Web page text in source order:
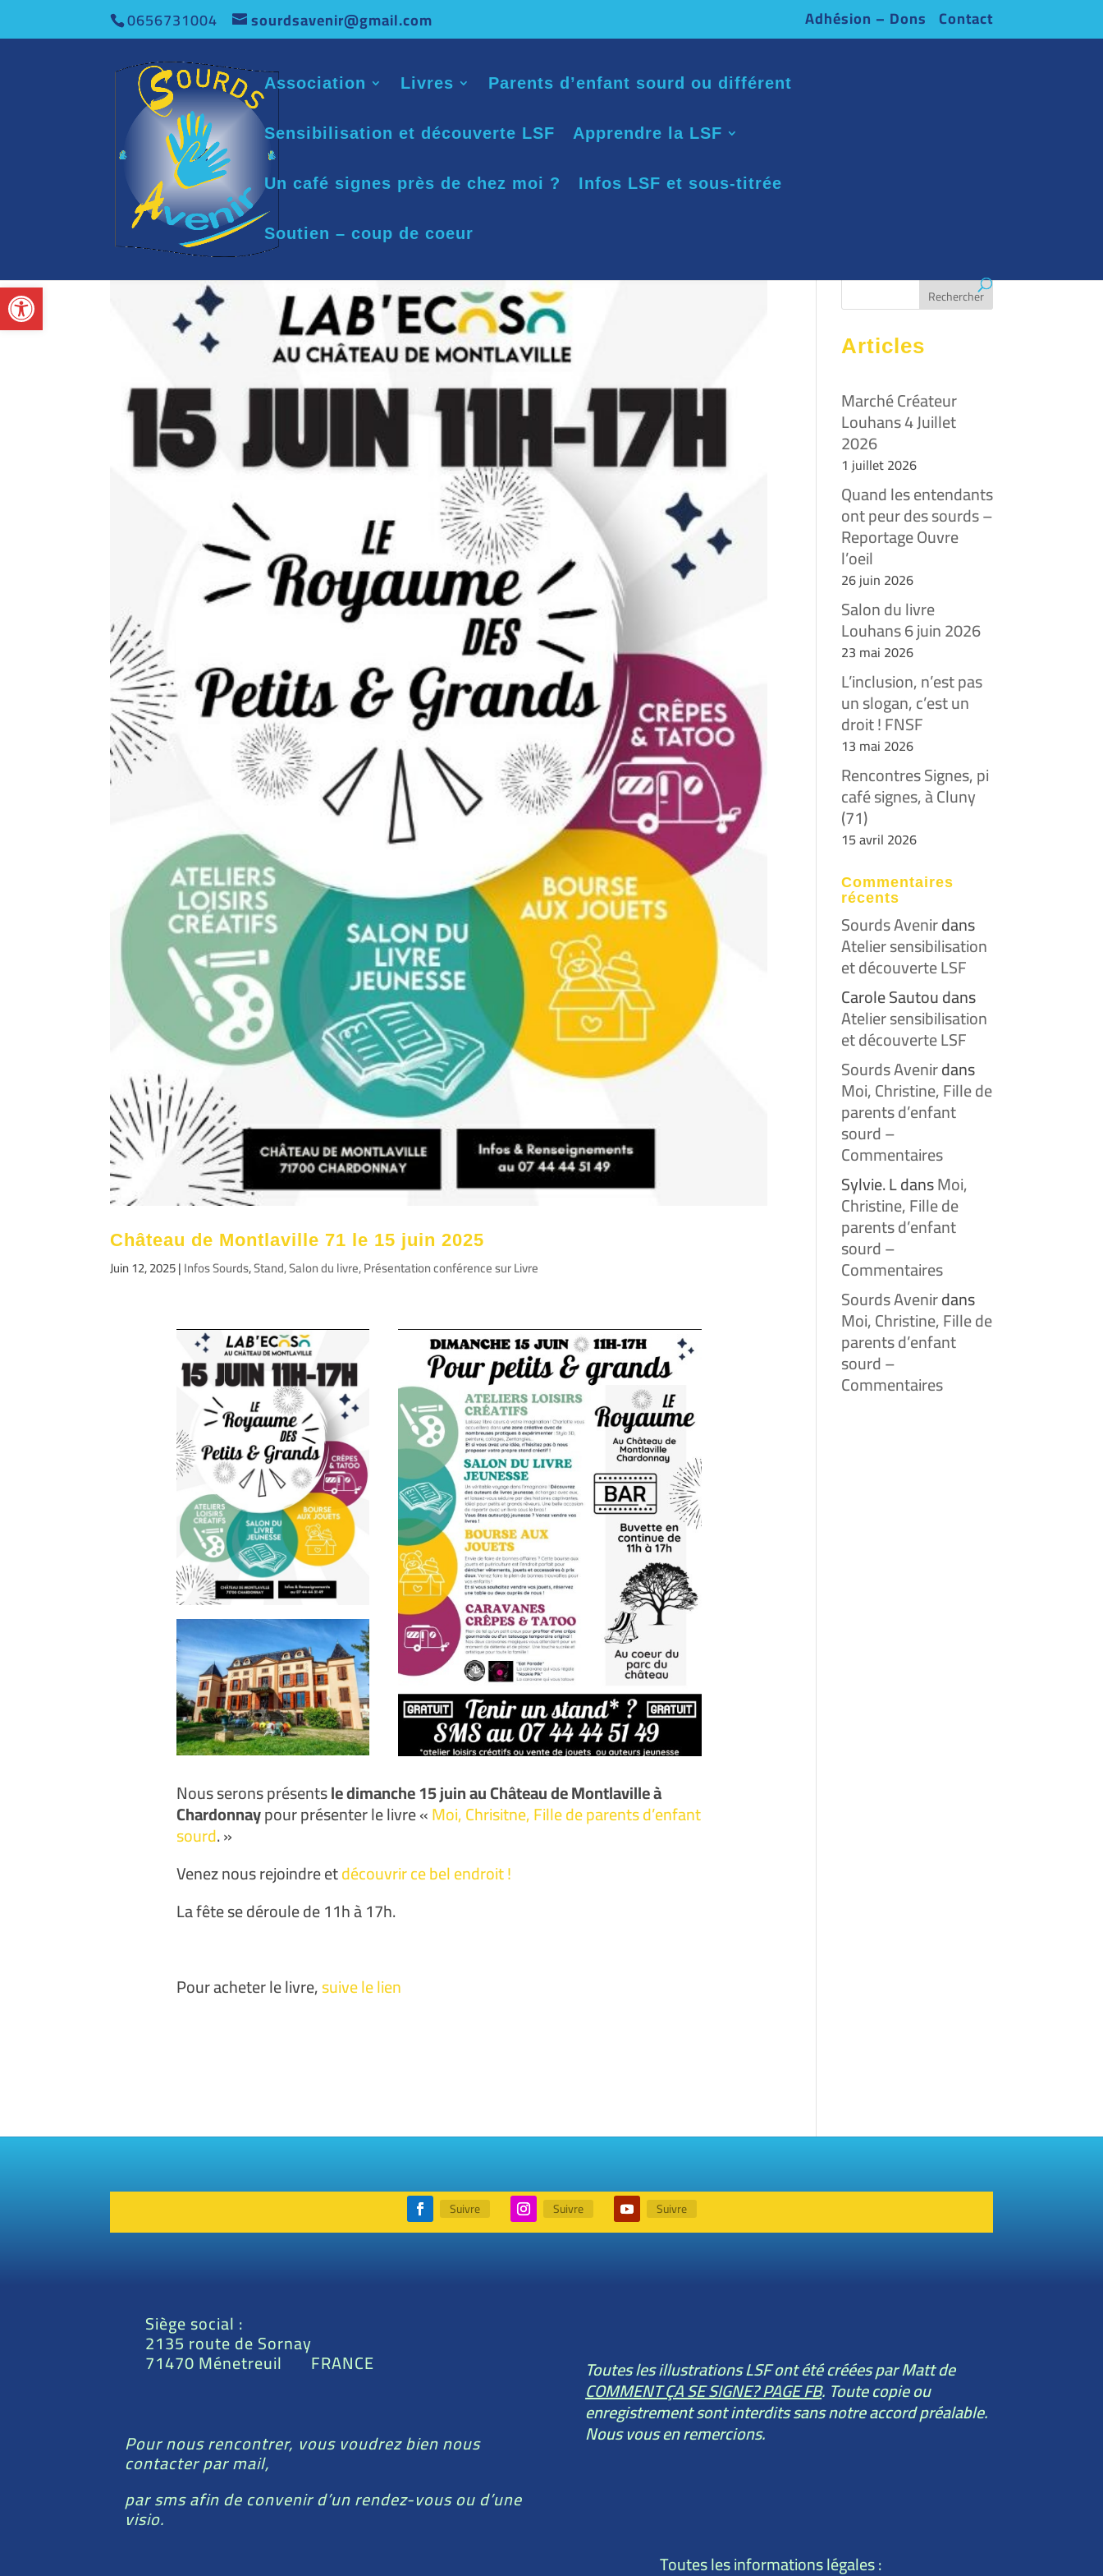
Ouvrir la barre d’outils
0656731004 sourdsavenir@gmail.com Adhésion – Dons Contact
Association Livres Parents d’enfant sourd ou différent
Sensibilisation et découverte LSF Apprendre la LSF
Un café signes près de chez moi ? Infos LSF et sous-titrée
Soutien – coup de coeur
Château de Montlaville 71 le 15 juin 2025
Juin 12, 2025|Infos Sourds,Stand, Salon du livre, Présentation conférence sur Livre
Nous serons présentsle dimanche 15 juin au Château de Montlaville à
Chardonnaypour présenter le livre «Moi, Chrisitne, Fille de parents d’enfant
sourd. »
Venez nous rejoindre etdécouvrir ce bel endroit !
La fête se déroule de 11h à 17h.
Pour acheter le livre,suive le lien
Articles
Marché Créateur
Louhans 4 Juillet
2026
1 juillet 2026
Quand les entendants
ont peur des sourds –
Reportage Ouvre
l’oeil
26 juin 2026
Salon du livre
Louhans 6 juin 2026
23 mai 2026
L’inclusion, n’est pas
un slogan, c’est un
droit ! FNSF
13 mai 2026
Rencontres Signes, pi
café signes, à Cluny
(71)
15 avril 2026
Commentaires
récents
Sourds Avenirdans
Atelier sensibilisation
et découverte LSF
Carole Sautoudans
Atelier sensibilisation
et découverte LSF
Sourds Avenirdans
Moi, Christine, Fille de
parents d’enfant
sourd –
Commentaires
Sylvie. LdansMoi,
Christine, Fille de
parents d’enfant
sourd –
Commentaires
Sourds Avenirdans
Moi, Christine, Fille de
parents d’enfant
sourd –
Commentaires
Suivre Suivre Suivre
Siège social :
2135 route de Sornay
71470 Ménetreuil FRANCE
Pour nous rencontrer, vous voudrez bien nous
contacter par mail,
par sms afin de convenir d’un rendez-vous ou d’une
visio.
Toutes les illustrations LSF ont été créées par Matt de
COMMENT ÇA SE SIGNE? PAGE FB. Toute copie ou
enregistrement sont interdits sans notre accord préalable.
Nous vous en remercions.
Toutes les informations légales :